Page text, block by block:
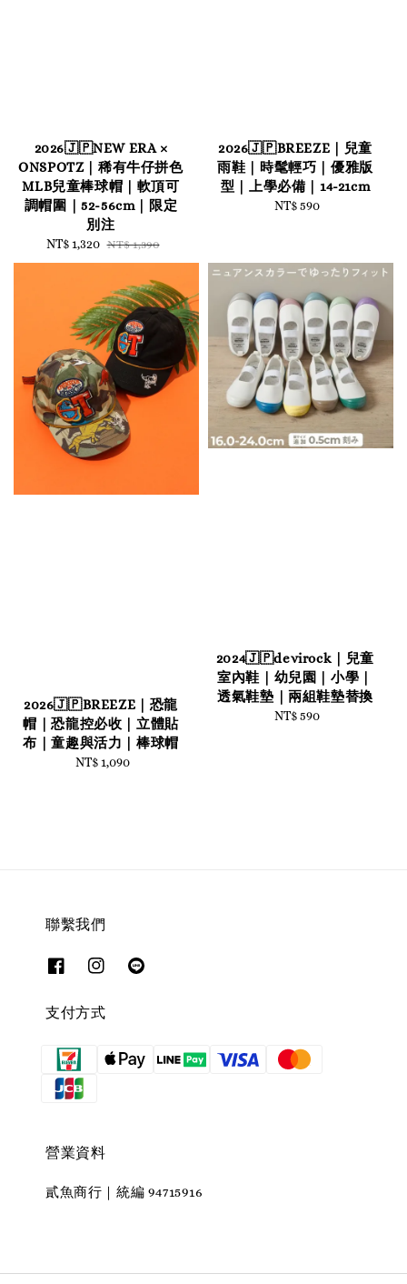
2026🇯🇵NEW ERA ×
ONSPOTZ｜稀有牛仔拼色
MLB兒童棒球帽｜軟頂可
調帽圍｜52-56cm｜限定
別注
Sale
price
NT$ 1,320 Regular
price
NT$ 1,390
2026🇯🇵BREEZE｜兒童
雨鞋｜時髦輕巧｜優雅版
型｜上學必備｜14-21cm
Regular
NT$ 590
2026🇯🇵BREEZE｜恐龍
帽｜恐龍控必收｜立體貼
布｜童趣與活力｜棒球帽
Regular
NT$ 1,090
2024🇯🇵devirock｜兒童
室內鞋｜幼兒園｜小學｜
透氣鞋墊｜兩組鞋墊替換
Regular
NT$ 590
聯繫我們
支付方式
營業資料
貳魚商行｜統編 94715916